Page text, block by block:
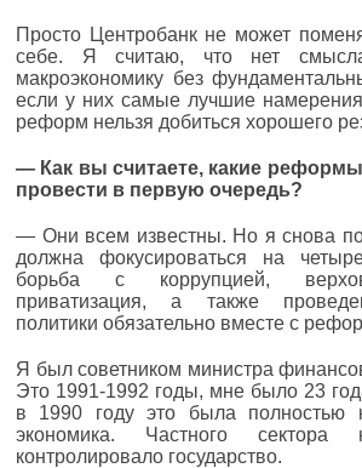
Просто Центробанк не может
себе. Я считаю, что нет
макроэкономику без
если у них самые лучшие
реформ нельзя добиться хорошего
— Как вы считаете, какие
провести в первую очередь?
— Они всем известны. Но я снова
должна фокусироваться на
борьба с коррупцией,
приватизация, а также
политики обязательно вместе с
Я был советником министра
Это 1991-1992 годы, мне было 23
в 1990 году это была полностью
экономика. Частного
контролировало государство.